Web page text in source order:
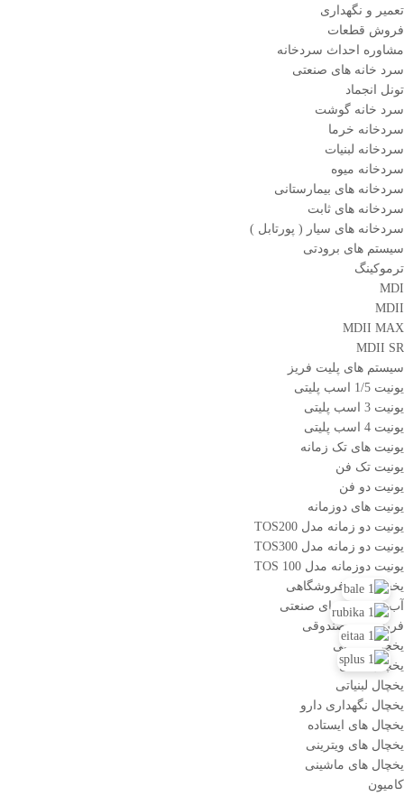
تعمیر و نگهداری
فروش قطعات
مشاوره احداث سردخانه
سرد خانه های صنعتی
تونل انجماد
سرد خانه گوشت
سردخانه خرما
سردخانه لبنیات
سردخانه میوه
سردخانه های بیمارستانی
سردخانه های ثابت
سردخانه های سیار ( پورتابل )
سیستم های برودتی
ترموکینگ
MDI
MDII
MDII MAX
MDII SR
سیستم های پلیت فریز
یونیت 1/5 اسب پلیتی
یونیت 3 اسب پلیتی
یونیت 4 اسب پلیتی
یونیت های تک زمانه
یونیت تک فن
یونیت دو فن
یونیت های دوزمانه
یونیت دو زمانه مدل TOS200
یونیت دو زمانه مدل TOS300
یونیت دوزمانه مدل TOS 100
یخچال های فروشگاهی
آب سرد کن های صنعتی
فریزر های صندوقی
یخچال قصابی
یخچال قنادی
یخچال لبنیاتی
یخچال نگهداری دارو
یخچال های ایستاده
یخچال های ویترینی
یخچال های ماشینی
کامیون